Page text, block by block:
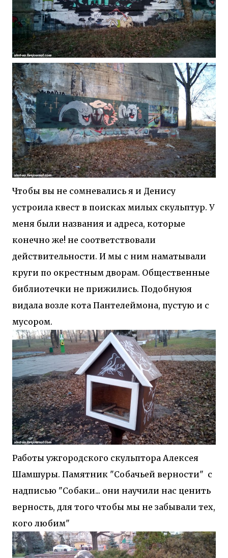
Чтобы вы не сомневались я и Денису
устроила квест в поисках милых скульптур. У
меня были названия и адреса, которые
конечно же! не соответствовали
действительности. И мы с ним наматывали
круги по окрестным дворам. Общественные
библиотечки не прижились. Подобнуюя
видала возле кота Пантелеймона, пустую и с
мусором.
Работы ужгородского скульптора Алексея
Шамшуры. Памятник "Собачьей верности" с
надписью "Собаки... они научили нас ценить
верность, для того чтобы мы не забывали тех,
кого любим"